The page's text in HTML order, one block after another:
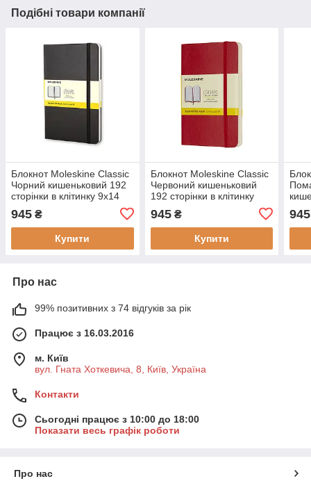
Подібні товари компанії
Блокнот Moleskine Classic
Чорний кишеньковий 192
сторінки в клітинку 9х14
945 ₴
Купити
Блокнот Moleskine Classic
Червоний кишеньковий
192 сторінки в клітинку
(8055002854603)
945₴
Купити
945
Про нас
99% позитивних з 74 відгуків за рік
Працює з 16.03.2016
м. Київ
вул. Гната Хоткевича, 8, Київ, Україна
Контакти
Сьогодні працює з 10:00 до 18:00
Показати весь графік роботи
Про нас